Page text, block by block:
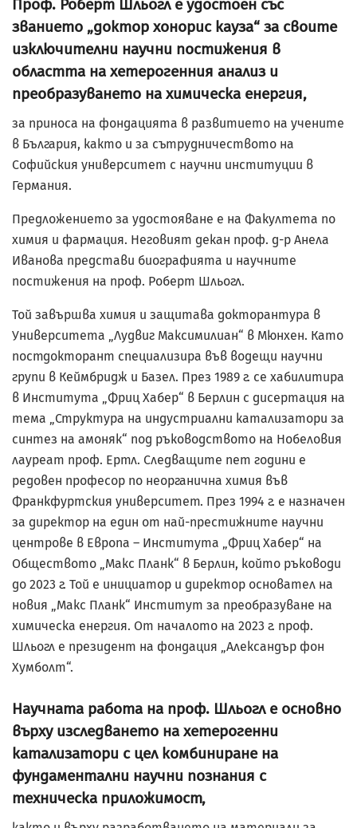
Проф. Роберт Шльогл е удостоен със
званието „доктор хонорис кауза“ за своите
изключителни научни постижения в
областта на хетерогенния анализ и
преобразуването на химическа енергия,
за приноса на фондацията в развитието на учените
в България, както и за сътрудничеството на
Софийския университет с научни институции в
Германия.
Предложението за удостояване е на Факултета по
химия и фармация. Неговият декан проф. д-р Анела
Иванова представи биографията и научните
постижения на проф. Роберт Шльогл.
Той завършва химия и защитава докторантура в
Университета „Лудвиг Максимилиан“ в Мюнхен. Като
постдокторант специализира във водещи научни
групи в Кеймбридж и Базел. През 1989 г. се хабилитира
в Института „Фриц Хабер“ в Берлин с дисертация на
тема „Структура на индустриални катализатори за
синтез на амоняк“ под ръководството на Нобеловия
лауреат проф. Ертл. Следващите пет години е
редовен професор по неорганична химия във
Франкфуртския университет. През 1994 г. е назначен
за директор на един от най-престижните научни
центрове в Европа – Института „Фриц Хабер“ на
Обществото „Макс Планк“ в Берлин, който ръководи
до 2023 г. Той е инициатор и директор основател на
новия „Макс Планк“ Институт за преобразуване на
химическа енергия. От началото на 2023 г. проф.
Шльогл е президент на фондация „Александър фон
Хумболт“.
Научната работа на проф. Шльогл е основно
върху изследването на хетерогенни
катализатори с цел комбиниране на
фундаментални научни познания с
техническа приложимост,